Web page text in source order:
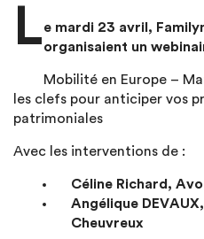
Le mardi 23 avril,
organisaient un
Mobilité en Europe –
les clefs pour anticiper vos
patrimoniales
Avec les interventions de :
Céline Richard,
Angélique
Cheuvreux